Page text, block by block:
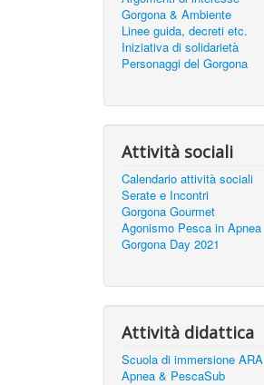
Gorgona & Ambiente
Linee guida, decreti etc.
Iniziativa di solidarietà
Personaggi del Gorgona
Attività sociali
Calendario attività sociali
Serate e Incontri
Gorgona Gourmet
Agonismo Pesca in Apnea
Gorgona Day 2021
Attività didattica
Scuola di immersione ARA
Apnea & PescaSub